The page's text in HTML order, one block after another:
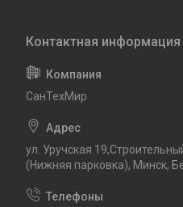
СанТехМир
ул. Уручская
(Нижняя парковка), Минск,